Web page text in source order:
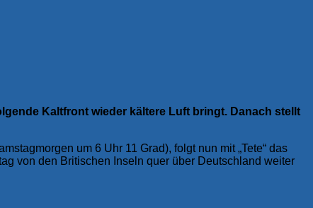
Kaltfront wieder kältere Luft bringt. Danach stellt
um 6 Uhr 11 Grad), folgt nun mit „Tete“ das
von den Britischen Inseln quer über Deutschland weiter